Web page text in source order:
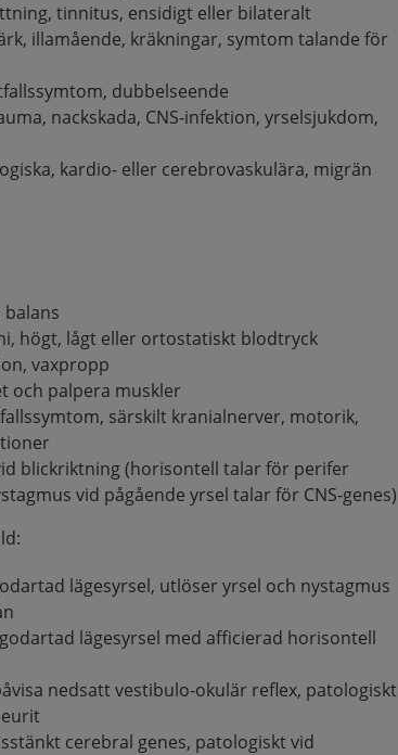
tinnitus, ensidigt eller bilateralt
illamående, kräkningar, symtom talande för
dubbelseende
nackskada, CNS-infektion, yrselsjukdom,
kardio- eller cerebrovaskulära, migrän
högt, lågt eller ortostatiskt blodtryck
vaxpropp
och palpera muskler
särskilt kranialnerver, motorik,
blickriktning (horisontell talar för perifer
vid pågående yrsel talar för CNS-genes)
lägesyrsel, utlöser yrsel och nystagmus
lägesyrsel med afficierad horisontell
nedsatt vestibulo-okulär reflex, patologiskt
cerebral genes, patologiskt vid